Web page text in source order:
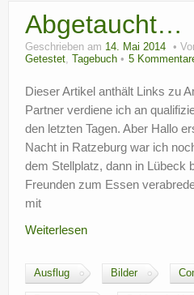
Freizeit
Wohnmobil-Technik
?
Abgetaucht…
Geschrieben am 14. Mai 2014
Getestet, Tagebuch 5
Dieser Artikel anthält Links zu
Partner verdiene ich an
den letzten Tagen. Aber Hallo
Nacht in Ratzeburg war ich
dem Stellplatz, dann in Lübeck
Freunden zum Essen
mit
Weiterlesen
Ausflug Bilder